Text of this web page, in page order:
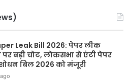
Leak Bill 2026: पेपर लीक
पर बड़ी चोट, लोकसभा से एंटी पेपर
बिल 2026 को मंजूरी